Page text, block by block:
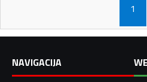
1
NAVIGACIJA